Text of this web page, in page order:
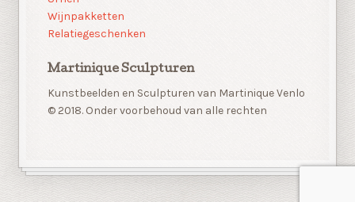
Wijnpakketten
Relatiegeschenken
Martinique Sculpturen
Kunstbeelden en Sculpturen van Martinique Venlo
© 2018. Onder voorbehoud van alle rechten